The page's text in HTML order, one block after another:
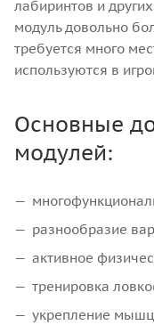
лабиринтов и
модуль довольно
требуется много
используются в
Основные
модулей:
разнообразие
активное
тренировка
укрепление